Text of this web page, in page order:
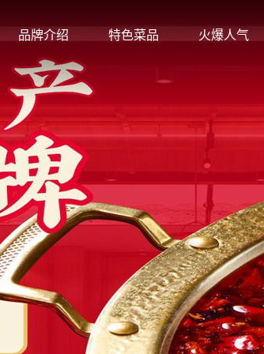
品牌介绍 特色菜品 火爆人气